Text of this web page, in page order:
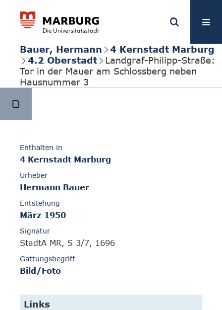
Bauer, Hermann
4 Kernstadt Marburg
4.2 Oberstadt
Landgraf-Philipp-Straße:
Tor in der Mauer am Schlossberg neben
Hausnummer 3
Enthalten in
4 Kernstadt Marburg
Urheber
Hermann Bauer
Entstehung
März 1950
Signatur
StadtA MR, S 3/7, 1696
Gattungsbegriff
Bild/Foto
Links